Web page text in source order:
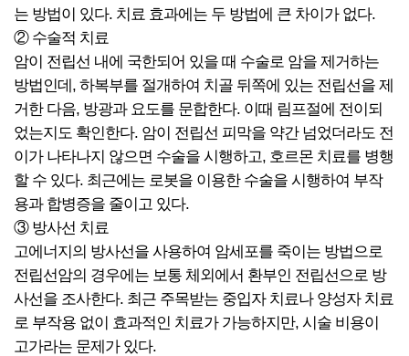
는 방법이 있다. 치료 효과에는 두 방법에 큰 차이가 없다.
② 수술적 치료
암이 전립선 내에 국한되어 있을 때 수술로 암을 제거하는
방법인데, 하복부를 절개하여 치골 뒤쪽에 있는 전립선을 제
거한 다음, 방광과 요도를 문합한다. 이때 림프절에 전이되
었는지도 확인한다. 암이 전립선 피막을 약간 넘었더라도 전
이가 나타나지 않으면 수술을 시행하고, 호르몬 치료를 병행
할 수 있다. 최근에는 로봇을 이용한 수술을 시행하여 부작
용과 합병증을 줄이고 있다.
③ 방사선 치료
고에너지의 방사선을 사용하여 암세포를 죽이는 방법으로
전립선암의 경우에는 보통 체외에서 환부인 전립선으로 방
사선을 조사한다. 최근 주목받는 중입자 치료나 양성자 치료
로 부작용 없이 효과적인 치료가 가능하지만, 시술 비용이
고가라는 문제가 있다.